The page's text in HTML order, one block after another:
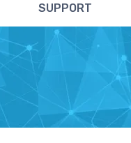
SUPPORT